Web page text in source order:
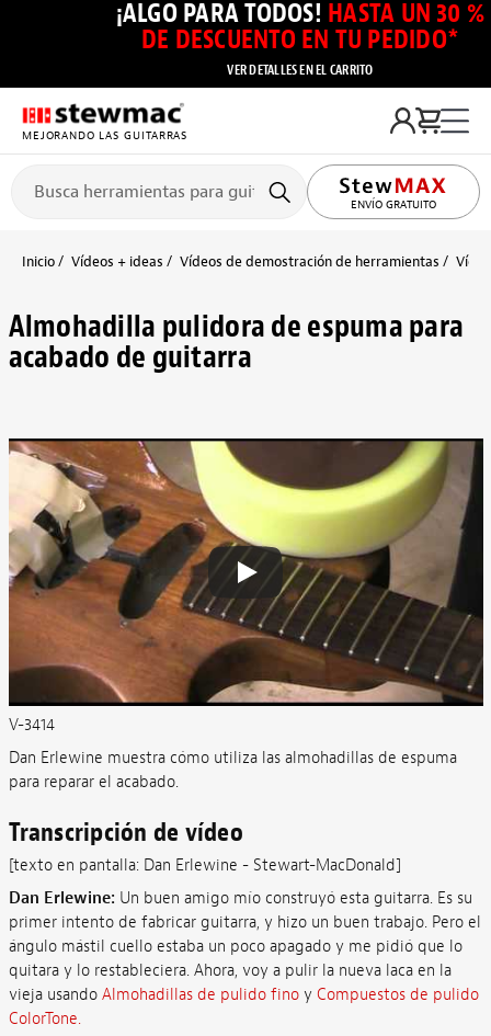
¡ALGO PARA TODOS! HASTA UN 30 %
DE DESCUENTO EN TU PEDIDO*
VER DETALLES EN EL CARRITO
MEJORANDO LAS GUITARRAS
ENVÍO GRATUITO
Inicio Vídeos + ideas Vídeos de demostración de herramientas
Almohadilla pulidora de espuma para
acabado de guitarra
V-3414
Dan Erlewine muestra cómo utiliza las almohadillas de espuma
para reparar el acabado.
Transcripción de vídeo
[texto en pantalla: Dan Erlewine - Stewart-MacDonald]
Dan Erlewine: Un buen amigo mío construyó esta guitarra. Es su
primer intento de fabricar guitarra, y hizo un buen trabajo. Pero el
ángulo mástil cuello estaba un poco apagado y me pidió que lo
quitara y lo restableciera. Ahora, voy a pulir la nueva laca en la
vieja usando Almohadillas de pulido finoy Compuestos de pulido
ColorTone.